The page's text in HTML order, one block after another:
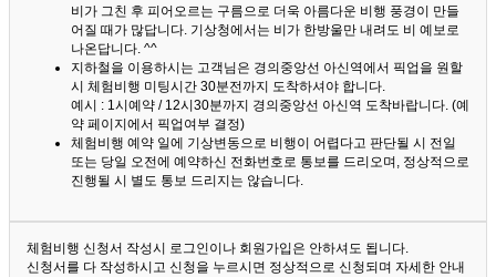
비가 그친 후 피어오르는 구름으로 더욱 아름다운 비행 풍경이 만들
어질 때가 많답니다. 기상청에서는 비가 한방울만 내려도 비 예보로
나온답니다. ^^
지하철을 이용하시는 고객님은 경의중앙선 아신역에서 픽업을 원할
시 체험비행 미팅시간 30분전까지 도착하셔야 합니다.
예시 : 1시예약 / 12시30분까지 경의중앙선 아신역 도착바랍니다. (예
약 페이지에서 픽업여부 결정)
체험비행 예약 일에 기상변동으로 비행이 어렵다고 판단될 시 전일
또는 당일 오전에 예약하신 전화번호로 통보를 드리오며, 정상적으로
진행될 시 별도 통보 드리지는 않습니다.
체험비행 신청서 작성시 로그인이나 회원가입은 안하셔도 됩니다.
신청서를 다 작성하시고 신청을 누르시면 정상적으로 신청되며 자세한 안내